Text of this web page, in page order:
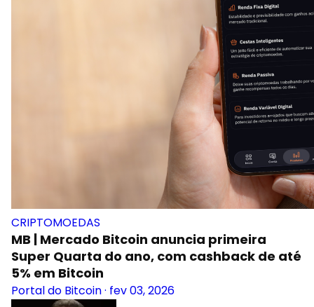
CRIPTOMOEDAS
MB | Mercado Bitcoin anuncia primeira
Super Quarta do ano, com cashback de até
5% em Bitcoin
Portal do Bitcoin· fev 03, 2026